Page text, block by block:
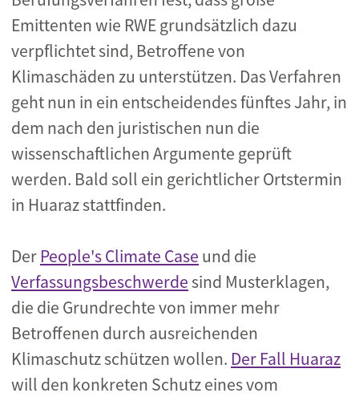
Emittenten wie RWE grundsätzlich dazu
verpflichtet sind, Betroffene von
Klimaschäden zu unterstützen. Das Verfahren
geht nun in ein entscheidendes fünftes Jahr, in
dem nach den juristischen nun die
wissenschaftlichen Argumente geprüft
werden. Bald soll ein gerichtlicher Ortstermin
in Huaraz stattfinden.
Der People's Climate Case und die
Verfassungsbeschwerdesind Musterklagen,
die die Grundrechte von immer mehr
Betroffenen durch ausreichenden
Klimaschutz schützen wollen. Der Fall Huaraz
will den konkreten Schutz eines vom